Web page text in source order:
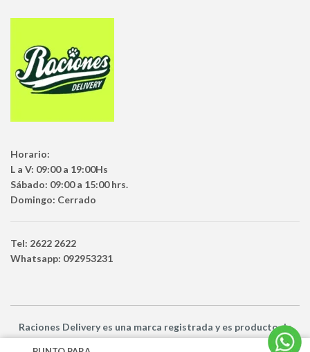
Horario:
L a V: 09:00 a 19:00Hs
Sábado: 09:00 a 15:00 hrs.
Domingo: Cerrado
Tel: 2622 2622
Whatsapp: 092953231
Raciones Deliveryes una marca registrada y es productode
Netbuy Uruguay SRL -© Todos los derechos reservados